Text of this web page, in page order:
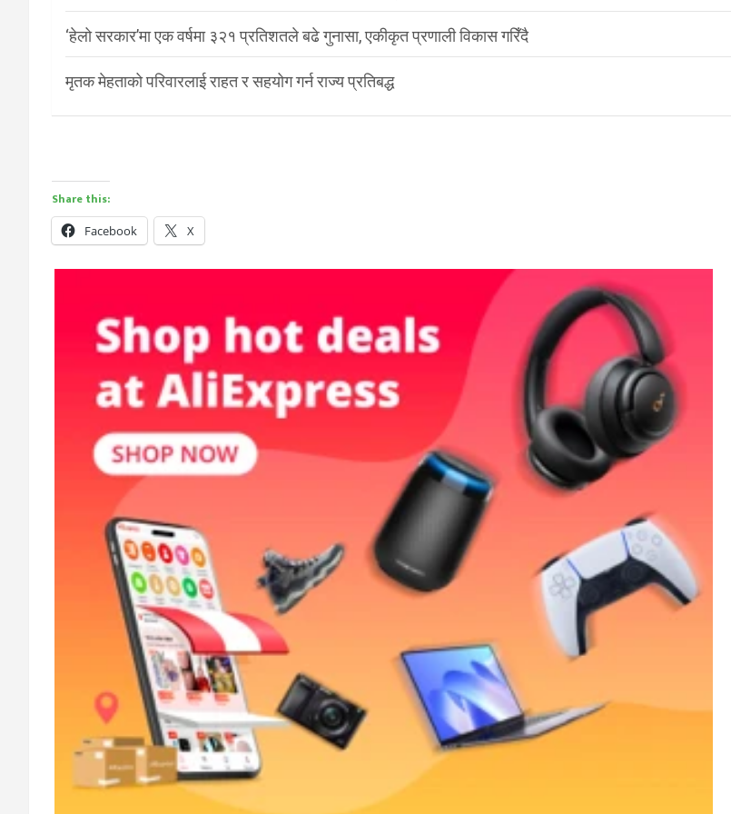
‘हेलो सरकार’मा एक वर्षमा ३२१ प्रतिशतले बढे गुनासा, एकीकृत प्रणाली विकास गरिँदै
मृतक मेहताको परिवारलाई राहत र सहयोग गर्न राज्य प्रतिबद्ध
Share this:
Facebook X